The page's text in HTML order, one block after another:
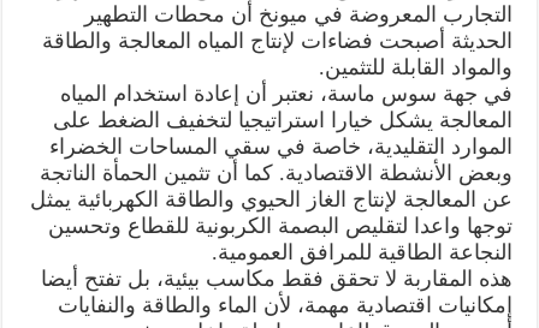
التجارب المعروضة في ميونخ أن محطات التطهير
الحديثة أصبحت فضاءات لإنتاج المياه المعالجة والطاقة
والمواد القابلة للتثمين.
في جهة سوس ماسة، نعتبر أن إعادة استخدام المياه
المعالجة يشكل خيارا استراتيجيا لتخفيف الضغط على
الموارد التقليدية، خاصة في سقي المساحات الخضراء
وبعض الأنشطة الاقتصادية. كما أن تثمين الحمأة الناتجة
عن المعالجة لإنتاج الغاز الحيوي والطاقة الكهربائية يمثل
توجها واعدا لتقليص البصمة الكربونية للقطاع وتحسين
النجاعة الطاقية للمرافق العمومية.
هذه المقاربة لا تحقق فقط مكاسب بيئية، بل تفتح أيضا
إمكانيات اقتصادية مهمة، لأن الماء والطاقة والنفايات